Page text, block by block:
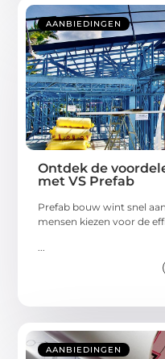
AANBIEDINGEN
Ontdek de
met VS Prefab
Prefab bouw wint snel
mensen kiezen voor de
...
AANBIEDINGEN